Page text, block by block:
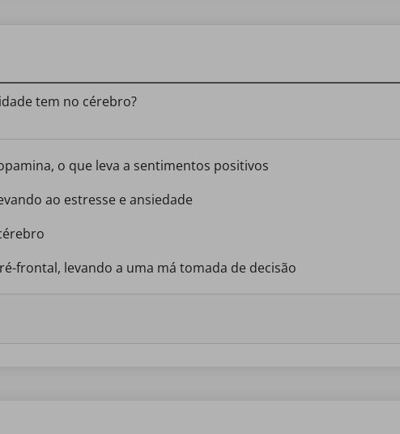
tem no cérebro?
o que leva a sentimentos positivos
ao estresse e ansiedade
frontal, levando a uma má tomada de decisão